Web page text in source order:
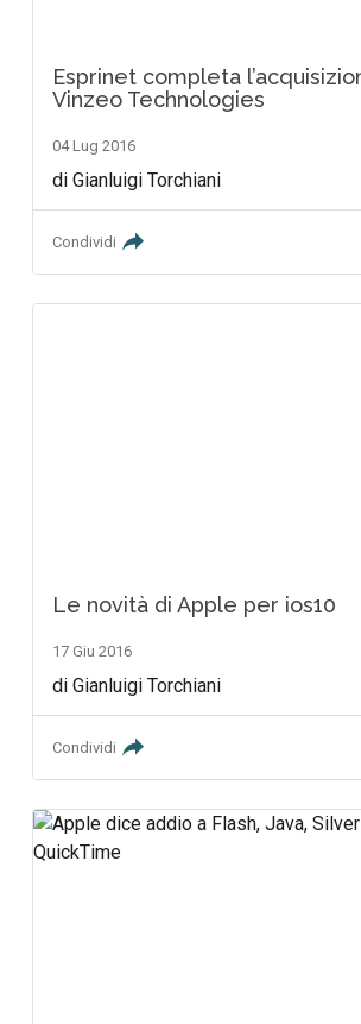
Esprinet completa
Vinzeo Technologies
04 Lug 2016
di Gianluigi Torchiani
Condividi
Le novità di Apple per ios10
17 Giu 2016
di Gianluigi Torchiani
Condividi